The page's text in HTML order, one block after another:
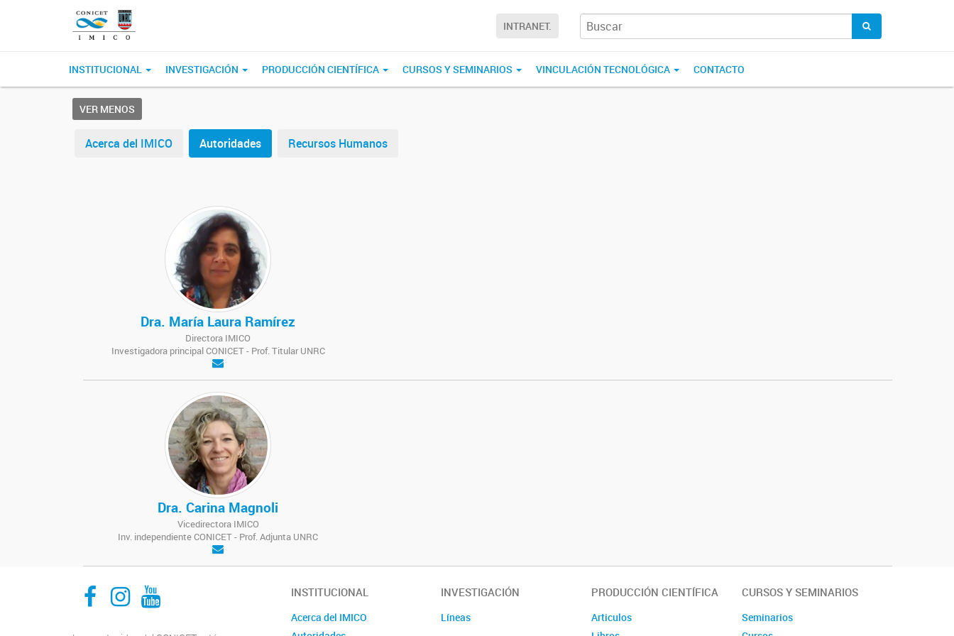
INTRANET.
INSTITUCIONAL INVESTIGACIÓN PRODUCCIÓN CIENTÍFICA CURSOS Y SEMINARIOS VINCULACIÓN TECNOLÓGICA CONTACTO
VER MENOS
Acerca del IMICO Autoridades Recursos Humanos
Dra. María Laura Ramírez
Directora IMICO
Investigadora principal CONICET - Prof. Titular UNRC
Dra. Carina Magnoli
Vicedirectora IMICO
Inv. independiente CONICET - Prof. Adjunta UNRC
Facebook
Instagram
YouTube INSTITUCIONAL
Acerca del IMICO
INVESTIGACIÓN
Líneas
PRODUCCIÓN CIENTÍFICA
Articulos
CURSOS Y SEMINARIOS
Seminarios